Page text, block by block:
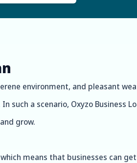
environment, and pleasant
a scenario, Oxyzo Business
grow.
means that businesses can